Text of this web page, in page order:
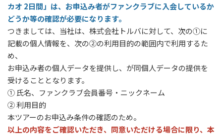
カオ 2日間」は、お申込み者がファンクラブに入会しているか
どうか等の確認が必要になります。
つきましては、当社は、株式会社トルバに対して、次の①に
記載の個人情報を、次の②の利用目的の範囲内で利用するた
め、
お申込み者の個人データを提供し、が同個人データの提供を
受けることとなります。
① 氏名、ファンクラブ会員番号・ニックネーム
② 利用目的
本ツアーのお申込み条件の確認のため。
以上の内容をご確認いただき、同意いただける場合に限り、本